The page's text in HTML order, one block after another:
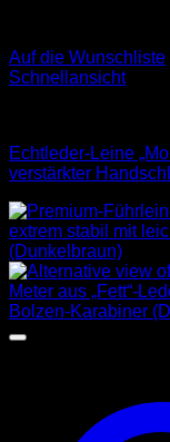
Auf die Wunschliste
Schnellansicht
Echtleder-Leine
verstärkter